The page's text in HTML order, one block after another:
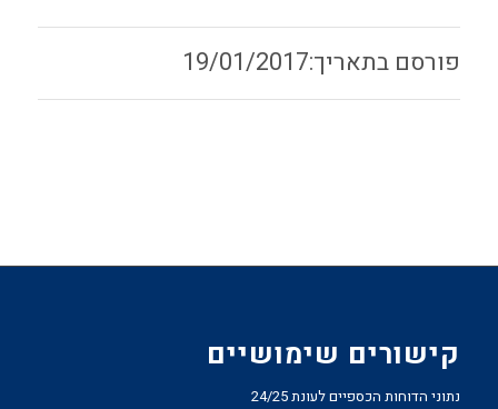
19/01/2017
קישורים שימושיים
נתוני הדוחות הכספיים לעונת 24/25